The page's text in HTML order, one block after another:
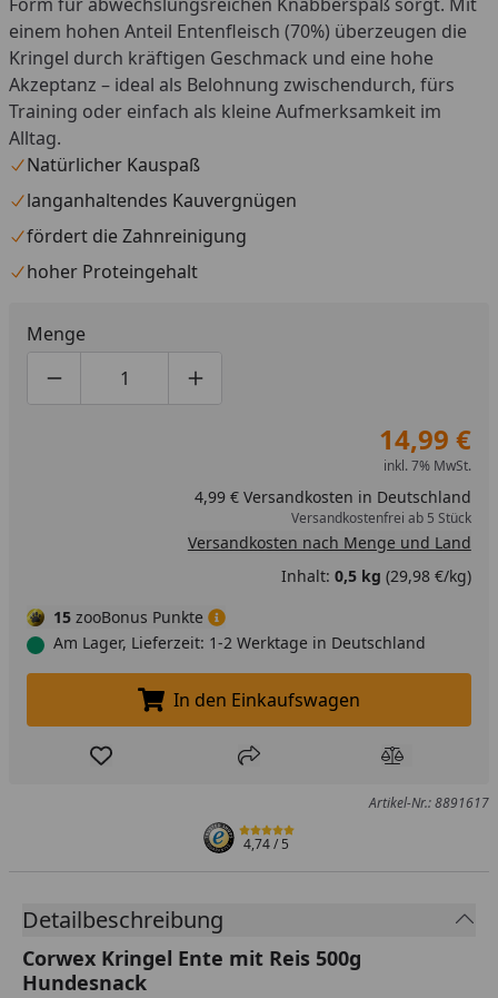
einem hohen Anteil Entenfleisch (70%) überzeugen die
Kringel durch kräftigen Geschmack und eine hohe
Akzeptanz – ideal als Belohnung zwischendurch, fürs
Training oder einfach als kleine Aufmerksamkeit im
Alltag.
Natürlicher Kauspaß
langanhaltendes Kauvergnügen
fördert die Zahnreinigung
hoher Proteingehalt
Menge
Produktmenge um eins verringern
Produktmenge manuell eingeben
Produktmenge um eins erhöhen
14,99 €
inkl. 7% MwSt.
4,99 € Versandkosten in Deutschland
Versandkostenfrei ab 5 Stück
Versandkosten nach Menge und Land
Inhalt: 0,5 kg (29,98 €/kg)
15 zooBonus Punkte
Am Lager, Lieferzeit: 1-2 Werktage in Deutschland
In den Einkaufswagen legen
In den Einkaufswagen
Produkt zur Wunschliste hinzufügen
Teilen Produkt
Artikel-Nr.: 8891617
4,74/ 5
Detailbeschreibung
Corwex Kringel Ente mit Reis 500g
Hundesnack